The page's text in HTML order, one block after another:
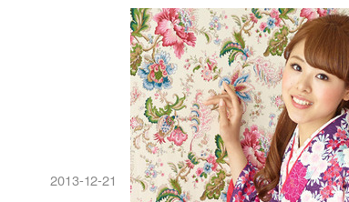
2013-12-21